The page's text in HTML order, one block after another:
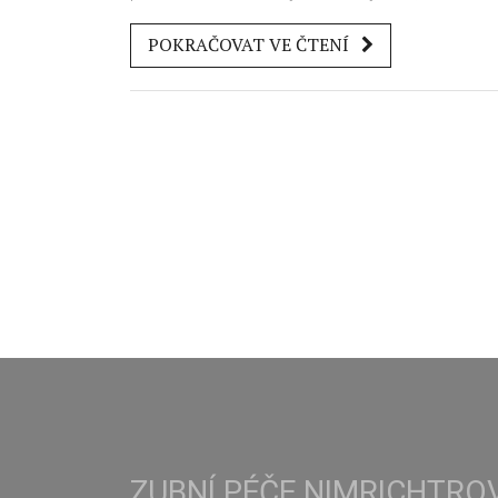
sklovina může prasknout, ale je to skutečně
pravda, nebo je to jen mýtus? Ve svém
se ponořím do tohoto tématu a zjistíme, zda je
POKRAČOVAT VE ČTENÍ